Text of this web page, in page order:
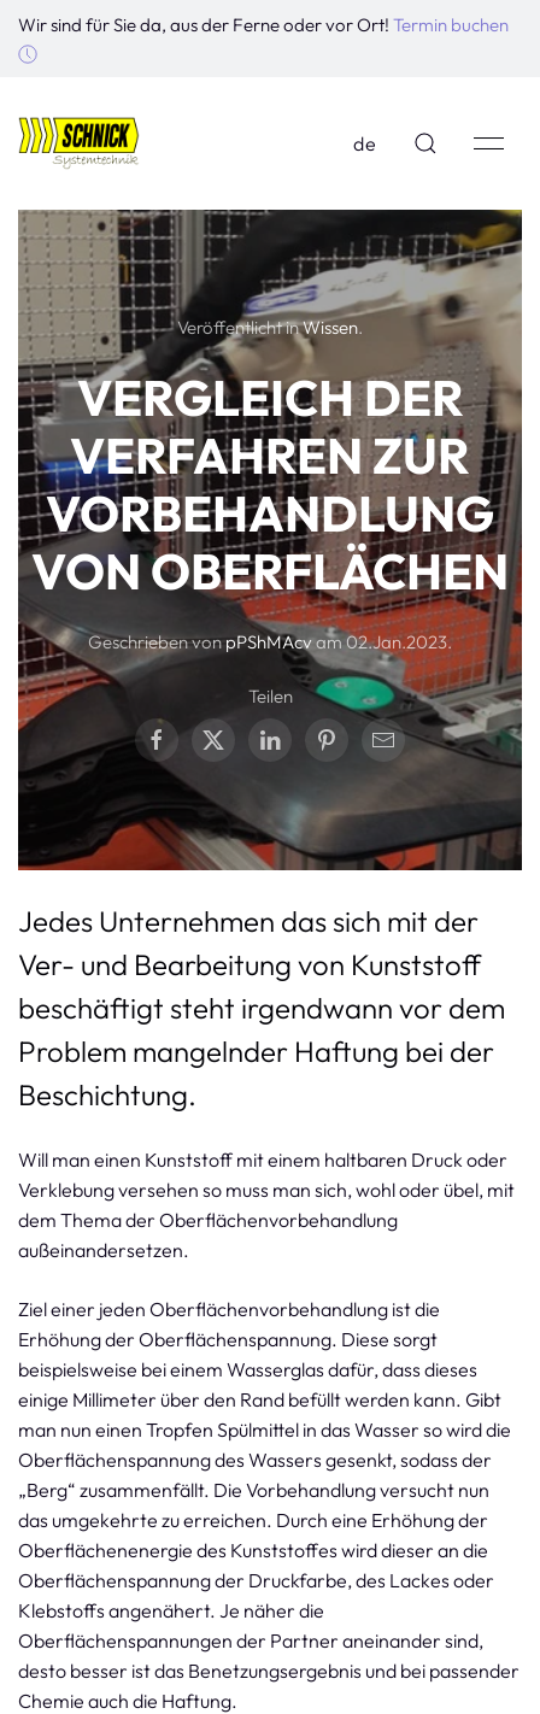
Wir sind für Sie da, aus der Ferne oder vor Ort! Termin buchen
de
Veröffentlicht inWissen.
VERGLEICH DER
VERFAHREN ZUR
VORBEHANDLUNG
VON OBERFLÄCHEN
Geschrieben von pPShMAcvam02.Jan.2023.
Teilen
Jedes Unternehmen das sich mit der
Ver- und Bearbeitung von Kunststoff
beschäftigt steht irgendwann vor dem
Problem mangelnder Haftung bei der
Beschichtung.
Will man einen Kunststoff mit einem haltbaren Druck oder
Verklebung versehen so muss man sich, wohl oder übel, mit
dem Thema der Oberflächenvorbehandlung
außeinandersetzen.
Ziel einer jeden Oberflächenvorbehandlung ist die
Erhöhung der Oberflächenspannung. Diese sorgt
beispielsweise bei einem Wasserglas dafür, dass dieses
einige Millimeter über den Rand befüllt werden kann. Gibt
man nun einen Tropfen Spülmittel in das Wasser so wird die
Oberflächenspannung des Wassers gesenkt, sodass der
„Berg“ zusammenfällt. Die Vorbehandlung versucht nun
das umgekehrte zu erreichen. Durch eine Erhöhung der
Oberflächenenergie des Kunststoffes wird dieser an die
Oberflächenspannung der Druckfarbe, des Lackes oder
Klebstoffs angenähert. Je näher die
Oberflächenspannungen der Partner aneinander sind,
desto besser ist das Benetzungsergebnis und bei passender
Chemie auch die Haftung.